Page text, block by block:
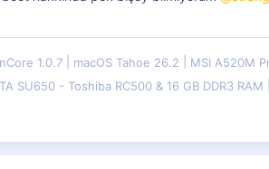
1.0.7 macOS Tahoe 26.2 MSI A520M
SU650 - Toshiba RC500 & 16 GB DDR3 RAM